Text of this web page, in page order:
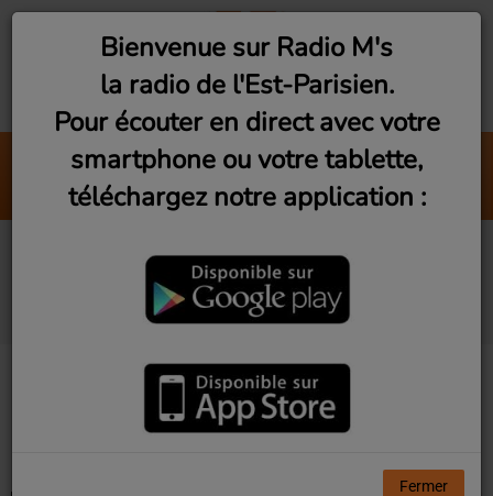
Nah
Khalid
Artistes diffusés sur
Radio M's
A B C D E
N O P Q R
Bienvenue sur Radio M's
la radio de l'Est-Parisien.
Pour écouter en direct avec votre
smartphone ou votre tablette,
téléchargez notre application :
Fermer